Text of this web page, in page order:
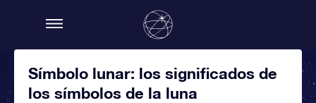
Símbolo lunar: los significados de
los símbolos de la luna